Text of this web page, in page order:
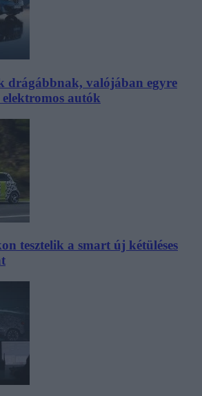
drágábbnak, valójában egyre
autók
tesztelik a smart új kétüléses